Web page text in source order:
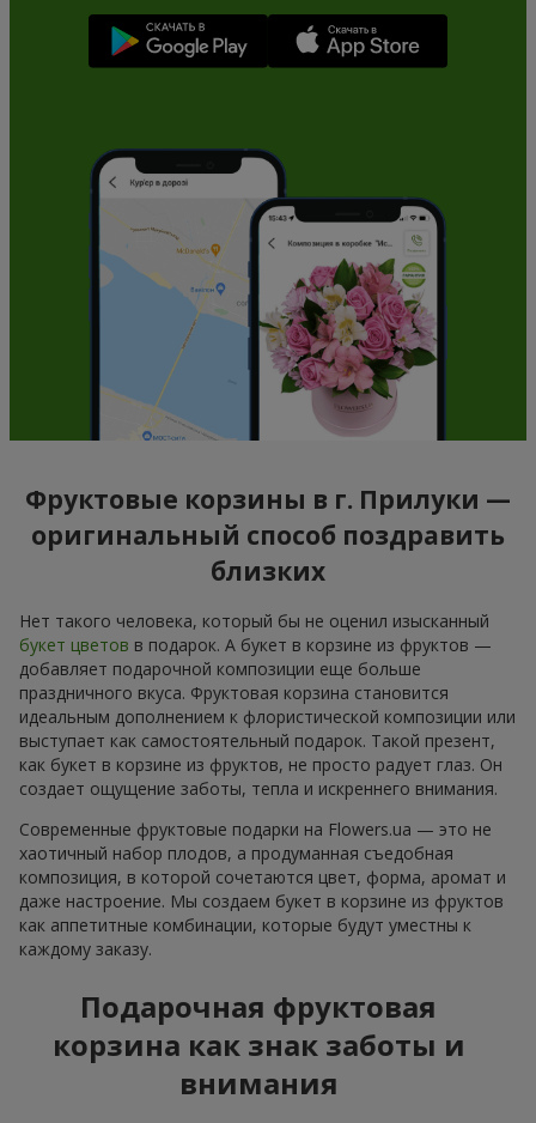
Фруктовые корзины в г. Прилуки —
оригинальный способ поздравить
близких
Нет такого человека, который бы не оценил изысканный
букет цветов в подарок. А букет в корзине из фруктов —
добавляет подарочной композиции еще больше
праздничного вкуса. Фруктовая корзина становится
идеальным дополнением к флористической композиции или
выступает как самостоятельный подарок. Такой презент,
как букет в корзине из фруктов, не просто радует глаз. Он
создает ощущение заботы, тепла и искреннего внимания.
Современные фруктовые подарки на Flowers.ua — это не
хаотичный набор плодов, а продуманная съедобная
композиция, в которой сочетаются цвет, форма, аромат и
даже настроение. Мы создаем букет в корзине из фруктов
как аппетитные комбинации, которые будут уместны к
каждому заказу.
Подарочная фруктовая
корзина как знак заботы и
внимания